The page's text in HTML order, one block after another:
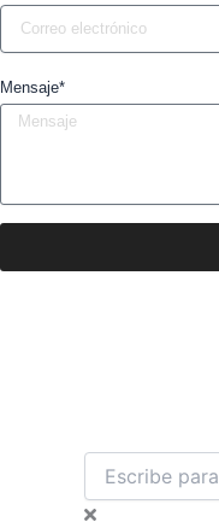
Mensaje*
B
s